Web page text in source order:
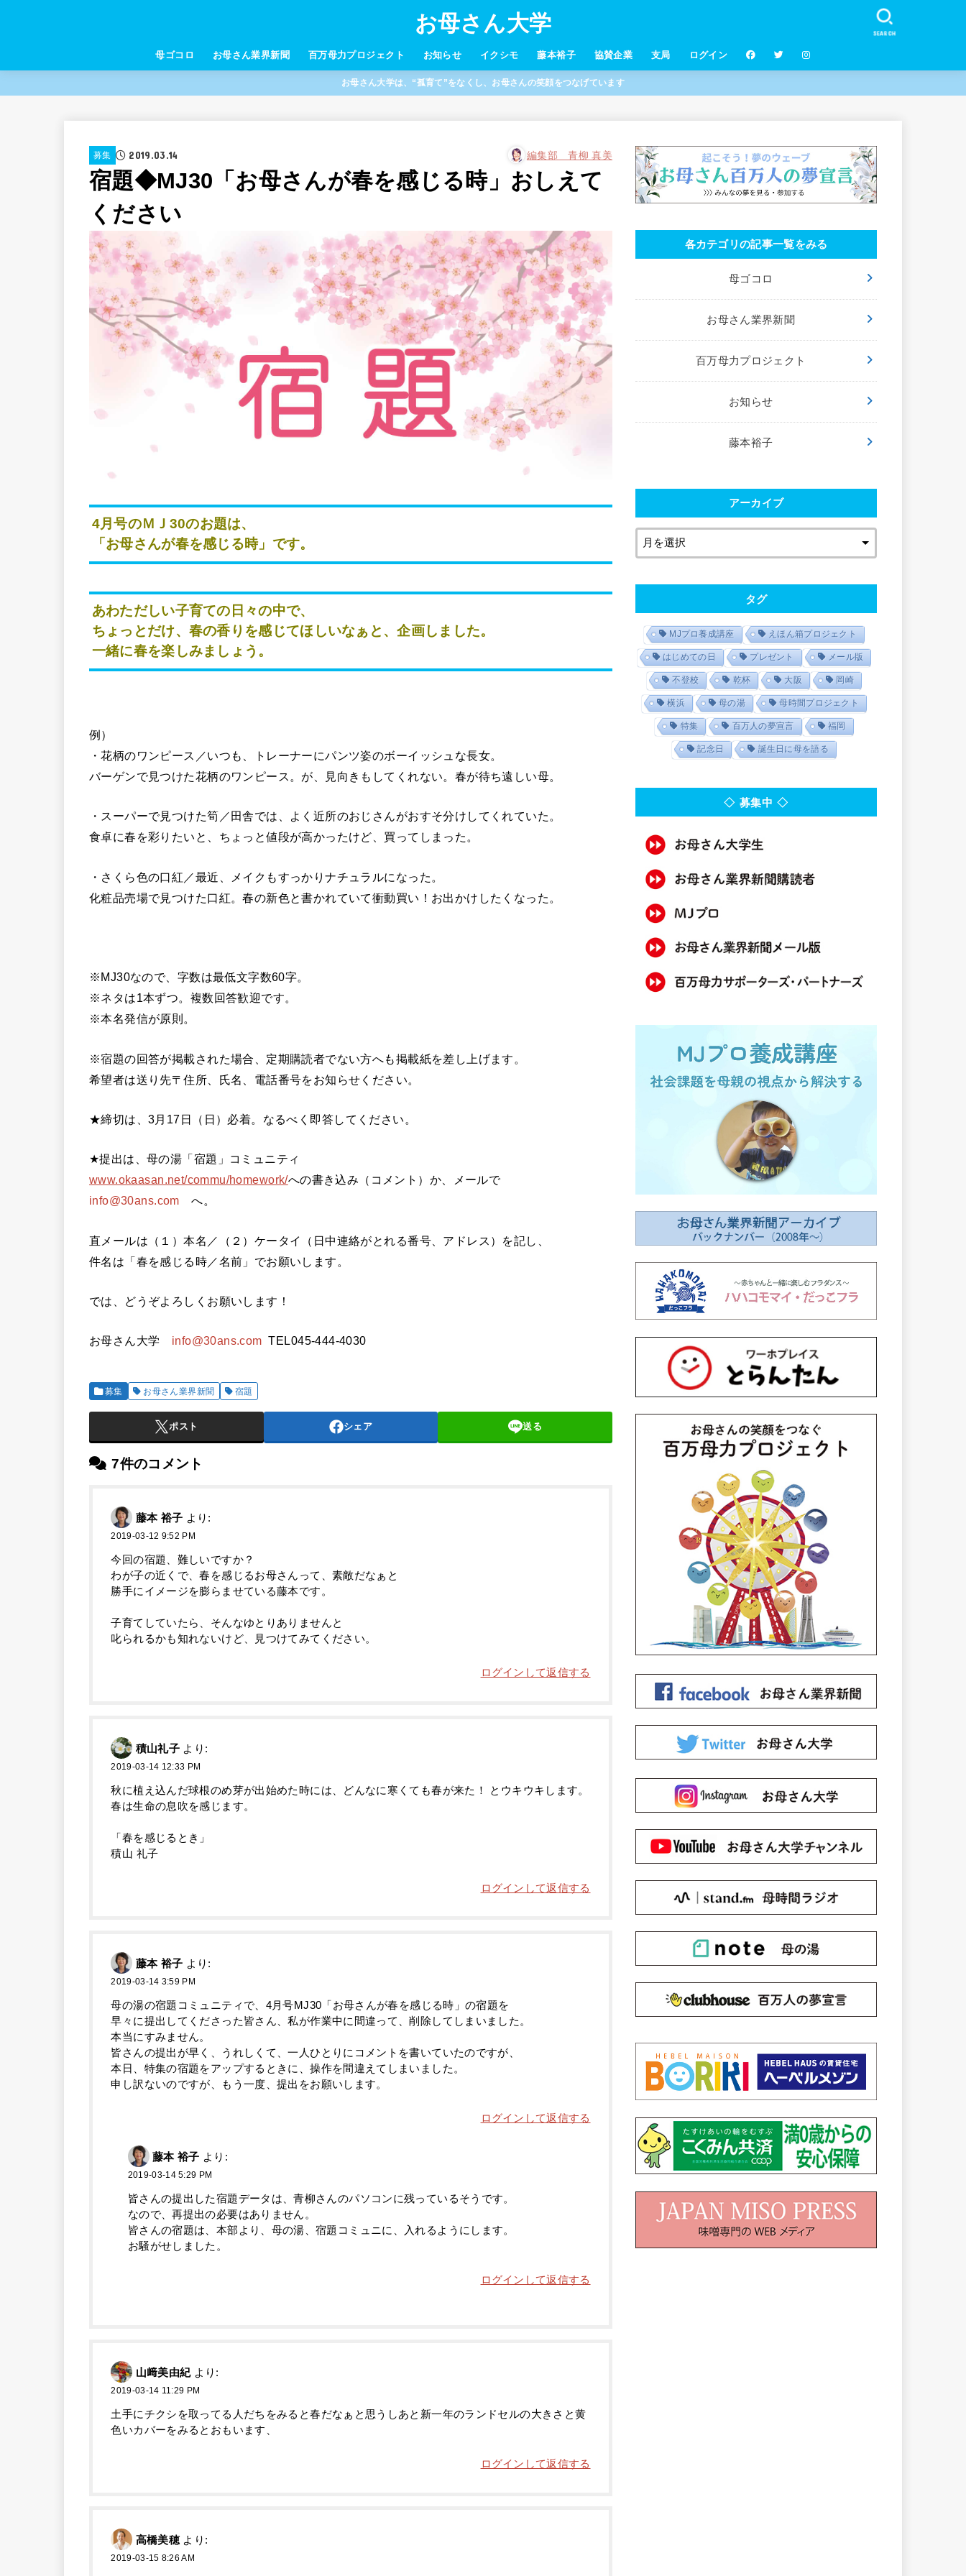
お母さん大学
母ゴコロ お母さん業界新聞 百万母力プロジェクト お知らせ イクシモ 藤本裕子 協賛企業 支局 ログイン
SEARCH
お母さん大学は、“孤育て”をなくし、お母さんの笑顔をつなげています
募集 2019.03.14 編集部 青柳 真美
宿題◆MJ30「お母さんが春を感じる時」おしえて
ください
4月号のＭＪ 30のお題は、
「お母さんが春を感じる時」です。
あわただしい子育ての日々の中で、
ちょっとだけ、春の香りを感じてほしいなぁと、企画しました。
一緒に春を楽しみましょう。
例）
・花柄のワンピース／いつも、トレーナーにパンツ姿のボーイッシュな長女。
バーゲンで見つけた花柄のワンピース。が、見向きもしてくれない。春が待ち遠しい母。
・スーパーで見つけた筍／田舎では、よく近所のおじさんがおすそ分けしてくれていた。
食卓に春を彩りたいと、ちょっと値段が高かったけど、買ってしまった。
・さくら色の口紅／最近、メイクもすっかりナチュラルになった。
化粧品売場で見つけた口紅。春の新色と書かれていて衝動買い！お出かけしたくなった。
※MJ30なので、字数は最低文字数60字。
※ネタは1本ずつ。複数回答歓迎です。
※本名発信が原則。
※宿題の回答が掲載された場合、定期購読者でない方へも掲載紙を差し上げます。
希望者は送り先〒住所、氏名、電話番号をお知らせください。
★締切は、3月 17日（日）必着。なるべく即答してください。
★提出は、母の湯「宿題」コミュニティ
www.okaasan.net/commu/homework/への書き込み（コメント）か、メールで
info@30ans.com へ。
直メールは（１）本名／（２）ケータイ（日中連絡がとれる番号、アドレス）を記し、
件名は「春を感じる時／名前」でお願いします。
では 、どうぞよろしくお願いします！
お母さん大学 info@30ans.com TEL045-444-4030
募集 お母さん業界新聞 宿題
ポスト シェア 送る
7件のコメント
藤本 裕子 より:
2019-03-12 9:52 PM
今回の宿題、難しいですか？
わが子の近くで、春を感じるお母さんって、素敵だなぁと
勝手にイメージを膨らませている藤本です。
子育てしていたら、そんなゆとりありませんと
叱られるかも知れないけど、見つけてみてください。
ログインして返信する
積山礼子 より:
2019-03-14 12:33 PM
秋に植え込んだ球根のめ芽が出始めた時には、どんなに寒くても春が来た！ とウキウキします。
春は生命の息吹を感じます。
「春を感じるとき」
積山 礼子
ログインして返信する
藤本 裕子 より:
2019-03-14 3:59 PM
母の湯の宿題コミュニティで、4月号MJ30「お母さんが春を感じる時」の宿題を
早々に提出してくださった皆さん、私が作業中に間違って、削除してしまいました。
本当にすみません。
皆さんの提出が早く、うれしくて、一人ひとりにコメントを書いていたのですが、
本日、特集の宿題をアップするときに、操作を間違えてしまいました。
申し訳ないのですが、もう一度、提出をお願いします。
ログインして返信する
藤本 裕子 より:
2019-03-14 5:29 PM
皆さんの提出した宿題データは、青柳さんのパソコンに残っているそうです。
なので、再提出の必要はありません。
皆さんの宿題は、本部より、母の湯、宿題コミュニに、入れるようにします。
お騒がせしました。
ログインして返信する
山﨑美由紀 より:
2019-03-14 11:29 PM
土手にチクシを取ってる人だちをみると春だなぁと思うしあと新一年のランドセルの大きさと黄
色いカバーをみるとおもいます、
ログインして返信する
高橋美穂 より:
2019-03-15 8:26 AM
各カテゴリの記事一覧をみる
母ゴコロ
お母さん業界新聞
百万母力プロジェクト
お知らせ
藤本裕子
アーカイブ
タグ
MJプロ養成講座 えほん箱プロジェクト
はじめての日 プレゼント メール版
不登校 乾杯 大阪 岡崎
横浜 母の湯 母時間プロジェクト
特集 百万人の夢宣言 福岡
記念日 誕生日に母を語る
◇ 募集中 ◇